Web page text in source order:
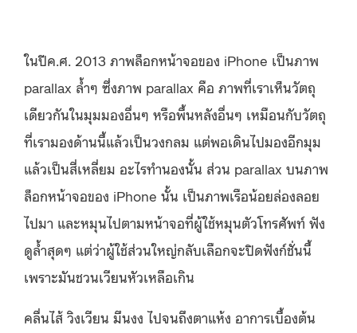
ในปีค.ศ. 2013 ภาพล็อกหน้าจอของ iPhone เป็นภาพ
parallax ล้ำๆ ซึ่งภาพ parallax คือ ภาพที่เราเห็นวัตถุ
เดียวกันในมุมมองอื่นๆ หรือพื้นหลังอื่นๆ เหมือนกับวัตถุ
ที่เรามองด้านนี้แล้วเป็นวงกลม แต่พอเดินไปมองอีกมุม
แล้วเป็นสี่เหลี่ยม อะไรทำนองนั้น ส่วน parallax บนภาพ
ล็อกหน้าจอของ iPhone นั้น เป็นภาพเรือน้อยล่องลอย
ไปมา และหมุนไปตามหน้าจอที่ผู้ใช้หมุนตัวโทรศัพท์ ฟัง
ดูล้ำสุดๆ แต่ว่าผู้ใช้ส่วนใหญ่กลับเลือกจะปิดฟังก์ชั่นนี้
เพราะมันชวนเวียนหัวเหลือเกิน
คลื่นไส้ วิงเวียน มึนงง ไปจนถึงตาแห้ง อาการเบื้องต้น